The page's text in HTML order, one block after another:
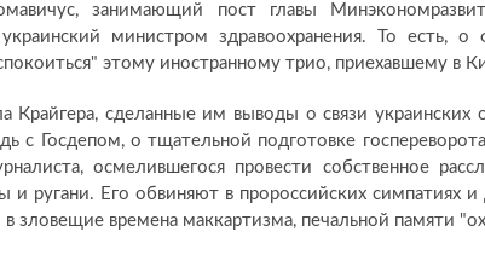
занимающий пост главы
министром здравоохранения. То есть, о
этому иностранному трио, приехавшему в
Крайгера, сделанные им выводы о связи украинских
с Госдепом, о тщательной подготовке
осмелившегося провести собственное
и ругани. Его обвиняют в пророссийских симпатиях
в зловещие времена маккартизма, печальной памяти